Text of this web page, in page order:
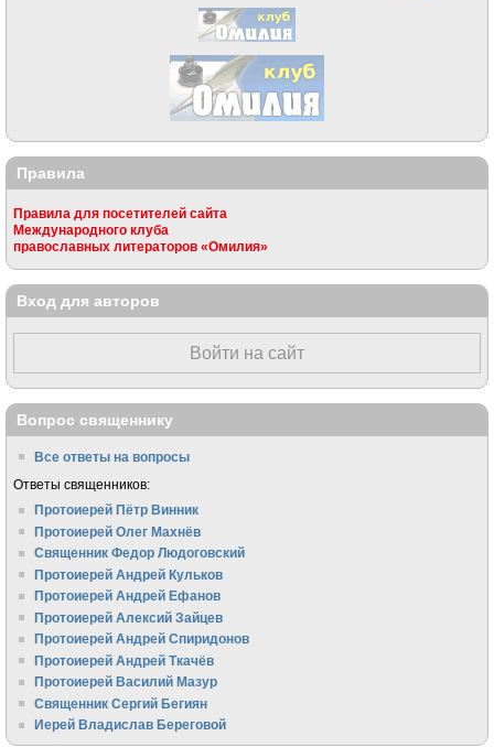
Правила
Правила для посетителей сайта
Международного клуба
православных литераторов «Омилия»
Вход для авторов
Войти на сайт
Вопрос священнику
Все ответы на вопросы
Ответы священников:
Протоиерей Пётр Винник
Протоиерей Олег Махнёв
Священник Федор Людоговский
Протоиерей Андрей Кульков
Протоиерей Андрей Ефанов
Протоиерей Алексий Зайцев
Протоиерей Андрей Спиридонов
Протоиерей Андрей Ткачёв
Протоиерей Василий Мазур
Священник Сергий Бегиян
Иерей Владислав Береговой